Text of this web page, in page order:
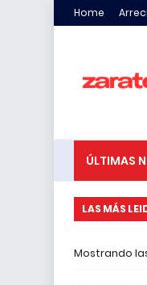
Home
ÚLTIMAS
LAS MÁS
Mostrando